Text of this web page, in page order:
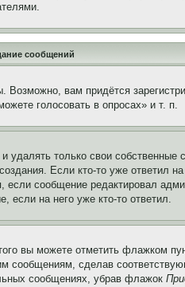
сообщений
вам придётся
голосовать в опросах» и т. п.
только свои
Если кто-то уже ответил
сообщение редактировал
если на него уже кто-то ответил.
вы можете отметить флажком
сделав
сообщениях, убрав флажок